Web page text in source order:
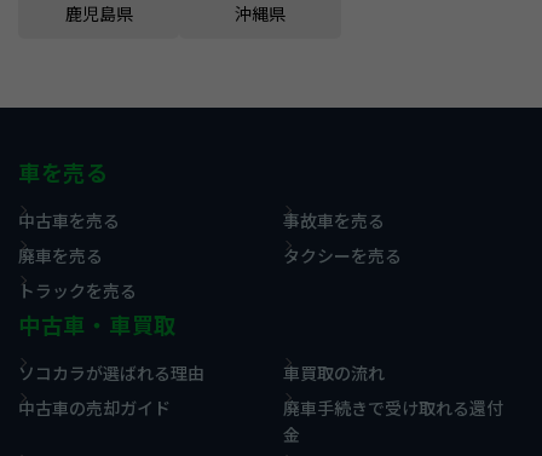
鹿児島県 沖縄県
車を売る
中古車を売る
事故車を売る
廃車を売る
タクシーを売る
トラックを売る
中古車・車買取
ソコカラが選ばれる理由
車買取の流れ
中古車の売却ガイド
廃車手続きで受け取れる還付
金